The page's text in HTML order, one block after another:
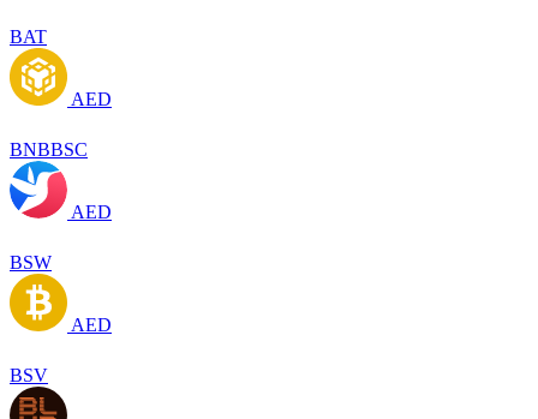
BAT
AED
BNBBSC
AED
BSW
AED
BSV